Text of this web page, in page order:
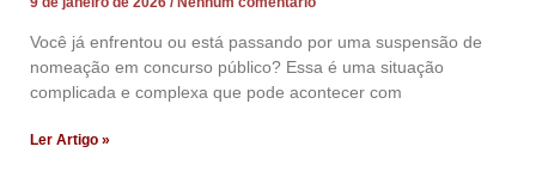
Você já enfrentou ou está passando por uma suspensão de
nomeação em concurso público? Essa é uma situação
complicada e complexa que pode acontecer com
Ler Artigo »